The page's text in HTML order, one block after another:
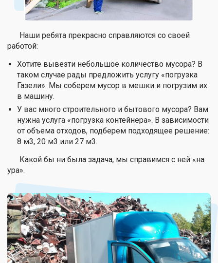
Наши ребята прекрасно справляются со своей
работой:
Хотите вывезти небольшое количество мусора? В
таком случае рады предложить услугу «погрузка
Газели». Мы соберем мусор в мешки и погрузим их
в машину.
У вас много строительного и бытового мусора? Вам
нужна услуга «погрузка контейнера». В зависимости
от объема отходов, подберем подходящее решение:
8 м3, 20 м3 или 27 м3.
Какой бы ни была задача, мы справимся с ней «на
ура».